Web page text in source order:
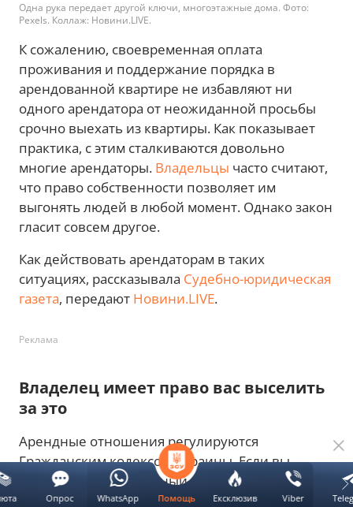
Одна рука передает другой ключи, многоэтажные дома. Фото:
Pexels. Коллаж: Новини.LIVE.
К сожалению, своевременная оплата
проживания и поддержание порядка в
арендованной квартире не избавляют ни
одного арендатора от неожиданной просьбы
срочно выехать из квартиры. Как показывает
практика, с этим сталкиваются довольно
многие арендаторы. Владельцы часто считают,
что право собственности позволяет им
выгонять людей в любой момент. Однако закон
гласит совсем другое.
Как действовать арендаторам в таких
ситуациях, рассказывала Судебно-юридическая
газета, передают Новини.LIVE.
Реклама
Владелец имеет право вас выселить
за это
Арендные отношения регулируются
Гражданским кодексом Украины. Если вы
подписали официальный договор аренды,
арендодатель не может расторгнуть его по
Помощь Ексклюзив Viber
Опрос WhatsApp